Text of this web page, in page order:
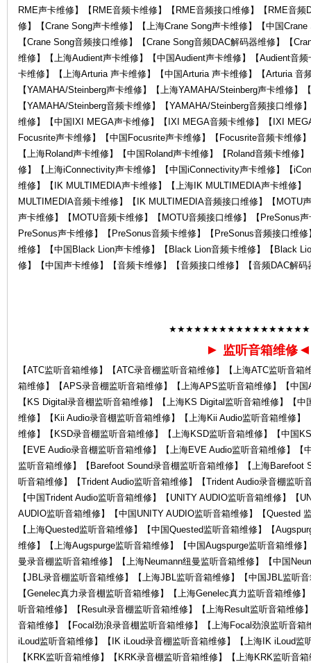
RME声卡维修】【RME音频卡维修】【RME音频接口维修】【RME音
修】【Crane Song声卡维修】【上海Crane Song声卡维修】【中国
【Crane Song音频接口维修】【Crane Song音频DAC解码器维修】【
维修】【上海Audient声卡维修】【中国Audient声卡维修】【Audient音
卡维修】【上海Arturia 声卡维修】【中国Arturia 声卡维修】【Arturia 音
【YAMAHA/Steinberg声卡维修】【上海YAMAHA/Steinberg声卡维修】
【YAMAHA/Steinberg音频卡维修】【YAMAHA/Steinberg音频接口维
维修】【中国IXI MEGA声卡维修】【IXI MEGA音频卡维修】【IXI
Focusrite声卡维修】【中国Focusrite声卡维修】【Focusrite音频卡维修
【上海Roland声卡维修】【中国Roland声卡维修】【Roland音频卡维修
修】【上海iConnectivity声卡维修】【中国iConnectivity声卡维修】【
维修】【IK MULTIMEDIA声卡维修】【上海IK MULTIMEDIA声卡维修
MULTIMEDIA音频卡维修】【IK MULTIMEDIA音频接口维修】【MOTU
声卡维修】【MOTU音频卡维修】【MOTU音频接口维修】【PreSonus
PreSonus声卡维修】【PreSonus音频卡维修】【PreSonus音频接口维
维修】【中国Black Lion声卡维修】【Black Lion音频卡维修】【Black
修】【中国声卡维修】【音频卡维修】【音频接口维修】【音频DAC解
► 监听音箱维修
【ATC监听音箱维修】【ATC录音棚监听音箱维修】【上海ATC监听音
箱维修】【APS录音棚监听音箱维修】【上海APS监听音箱维修】【中
【KS Digital录音棚监听音箱维修】【上海KS Digital监听音箱维修】【
维修】【Kii Audio录音棚监听音箱维修】【上海Kii Audio监听音箱维修
维修】【KSD录音棚监听音箱维修】【上海KSD监听音箱维修】【中国
【EVE Audio录音棚监听音箱维修】【上海EVE Audio监听音箱维修】
监听音箱维修】【Barefoot Sound录音棚监听音箱维修】【上海Barefoot
听音箱维修】【Trident Audio监听音箱维修】【Trident Audio录音棚监听
【中国Trident Audio监听音箱维修】【UNITY AUDIO监听音箱维修】【
AUDIO监听音箱维修】【中国UNITY AUDIO监听音箱维修】【Quested
【上海Quested监听音箱维修】【中国Quested监听音箱维修】【
维修】【上海Augspurge监听音箱维修】【中国Augspurge监听音箱维修
曼录音棚监听音箱维修】【上海Neumann纽曼监听音箱维修】【中国
【JBL录音棚监听音箱维修】【上海JBL监听音箱维修】【中国JBL监听
【Genelec真力录音棚监听音箱维修】【上海Genelec真力监听音箱维修
听音箱维修】【Result录音棚监听音箱维修】【上海Result监听音箱维修
音箱维修】【Focal劲浪录音棚监听音箱维修】【上海Focal劲浪监听音
iLoud监听音箱维修】【IK iLoud录音棚监听音箱维修】【上海IK iLoud监
【KRK监听音箱维修】【KRK录音棚监听音箱维修】【上海KRK监听音